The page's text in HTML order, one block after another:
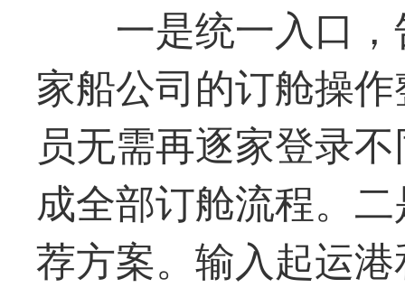
一是统一入口
家船公司的订舱操
员无需再逐家登录
成全部订舱流程。
荐方案。输入起运